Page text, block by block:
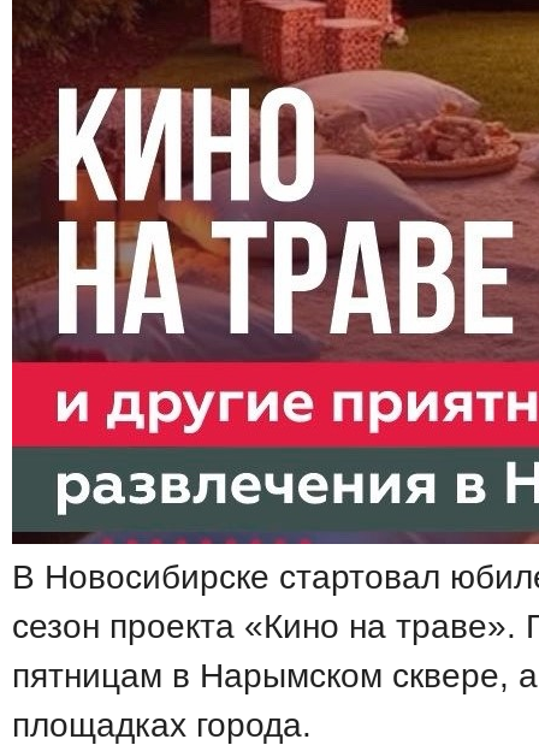
В Новосибирске стартовал
сезон проекта «Кино на траве».
пятницам в Нарымском сквере,
площадках города.